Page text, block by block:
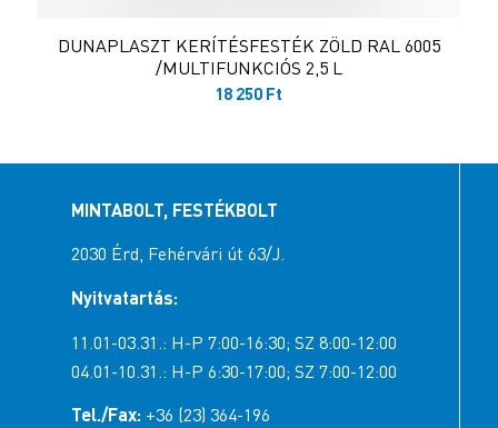
DUNAPLASZT KERÍTÉSFESTÉK ZÖLD RAL 6005
/MULTIFUNKCIÓS 2,5 L
18 250 Ft
MINTABOLT, FESTÉKBOLT
2030 Érd, Fehérvári út 63/J.
Nyitvatartás:
11.01-03.31.: H-P 7:00-16:30; SZ 8:00-12:00
04.01-10.31.: H-P 6:30-17:00; SZ 7:00-12:00
Tel./Fax: +36 (23) 364-196